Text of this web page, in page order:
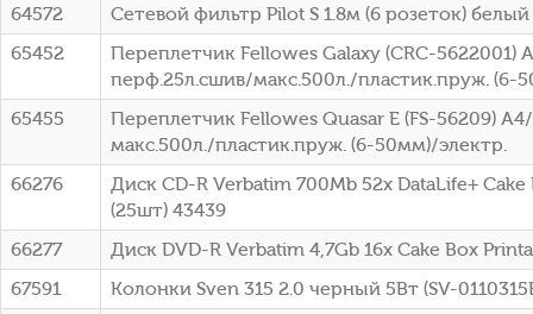
64572
Сетевой фильтр Pilot S 1.8м (6 розеток)
65452
Переплетчик Fellowes Galaxy (CRC-5622001)
перф.25л.сшив/макс.500л./пластик.пруж. (6-
65455
Переплетчик Fellowes Quasar E (FS-56209)
макс.500л./пластик.пруж. (6-50мм)/электр.
66276
Диск CD-R Verbatim 700Mb 52x DataLife+ Cake
(25шт) 43439
66277
Диск DVD-R Verbatim 4,7Gb 16x Cake Box
67591
Колонки Sven 315 2.0 черный 5Вт (SV-